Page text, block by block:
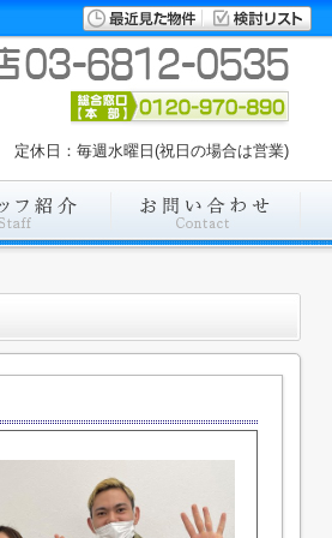
休日：毎週水曜日(祝日の場合は営業)